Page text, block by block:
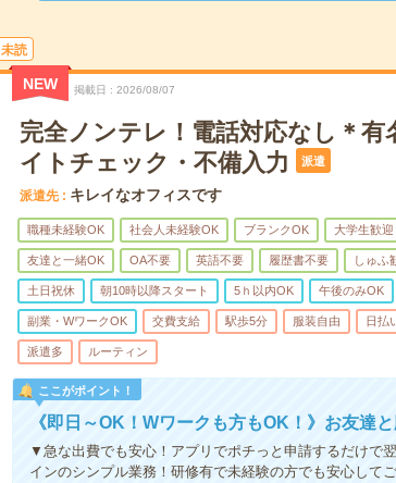
未読
NEW 掲載日 2026/08/07
完全ノンテレ！電話対応なし＊有
イトチェック・不備入力
派遣
派遣先 キレイなオフィスです
職種未経験OK 社会人未経験OK ブランクOK 大学生歓迎
友達と一緒OK OA不要 英語不要 履歴書不要 しゅふ
土日祝休 朝10時以降スタート 5ｈ以内OK 午後のみOK
副業・WワークOK 交費支給 駅歩5分 服装自由 日払
派遣多 ルーティン
ここがポイント！
《即日～OK！Wワークも方もOK！》お友達
▼急な出費でも安心！アプリでポチっと申請するだけで
インのシンプル業務！研修有で未経験の方でも安心して